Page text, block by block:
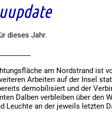
dieses Jahr.
am Nordstrand ist
Arbeiten auf der Insel
demobilisiert und der
Dalben verbleiben über den
Leuchte an der jeweils letzten